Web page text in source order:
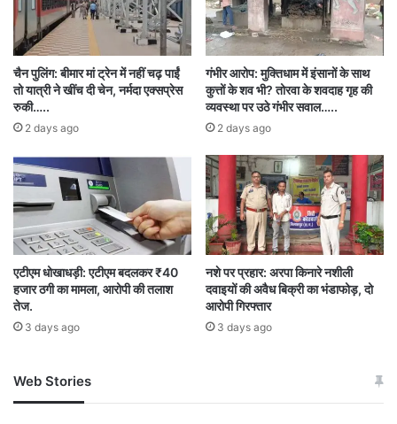
चैन पुलिंग: बीमार मां ट्रेन में नहीं चढ़ पाईं
तो यात्री ने खींच दी चेन, नर्मदा एक्सप्रेस
रुकी…..
2 days ago
गंभीर आरोप: मुक्तिधाम में इंसानों के साथ
कुत्तों के शव भी? तोरवा के शवदाह गृह की
व्यवस्था पर उठे गंभीर सवाल…..
2 days ago
एटीएम धोखाधड़ी: एटीएम बदलकर ₹40
हजार ठगी का मामला, आरोपी की तलाश
तेज.
3 days ago
नशे पर प्रहार: अरपा किनारे नशीली
दवाइयों की अवैध बिक्री का भंडाफोड़, दो
आरोपी गिरफ्तार
3 days ago
Web Stories
जम्मू-कश्मीर में बारिश से
अपडेट
खाई में धक्का… आरोपियों ने